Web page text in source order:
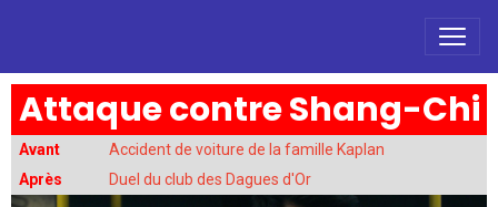
Attaque contre Shang-Chi
Avant
Accident de voiture de la famille Kaplan
Après
Duel du club des Dagues d'Or